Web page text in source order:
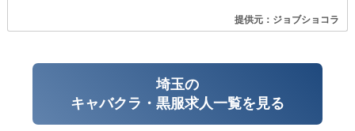
提供元：ジョブショコラ
埼玉の
キャバクラ・黒服求人一覧を見る